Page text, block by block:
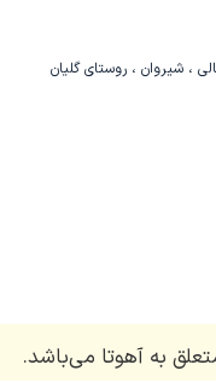
، شیروان ، روستای گلیان
به آهوتا می‌باشد.